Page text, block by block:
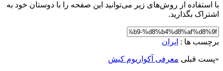
با استفاده از روش‌های زیر می‌توانید این صفحه را با دوستان خود به
اشتراک بگذارید.
برچسب ها : ایران
«پست قبلی معرفی آکواریوم کیش